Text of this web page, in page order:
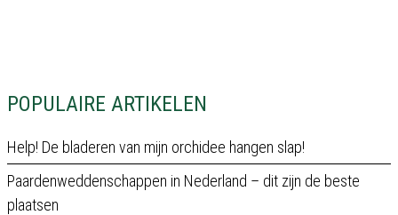
POPULAIRE ARTIKELEN
Help! De bladeren van mijn orchidee hangen slap!
Paardenweddenschappen in Nederland – dit zijn de beste
plaatsen